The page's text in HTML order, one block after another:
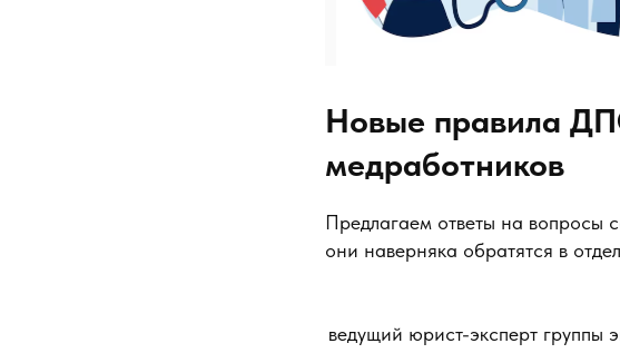
Новые правила
медработников
Предлагаем ответы на вопросы
они наверняка обратятся в
ведущий юрист-эксперт группы